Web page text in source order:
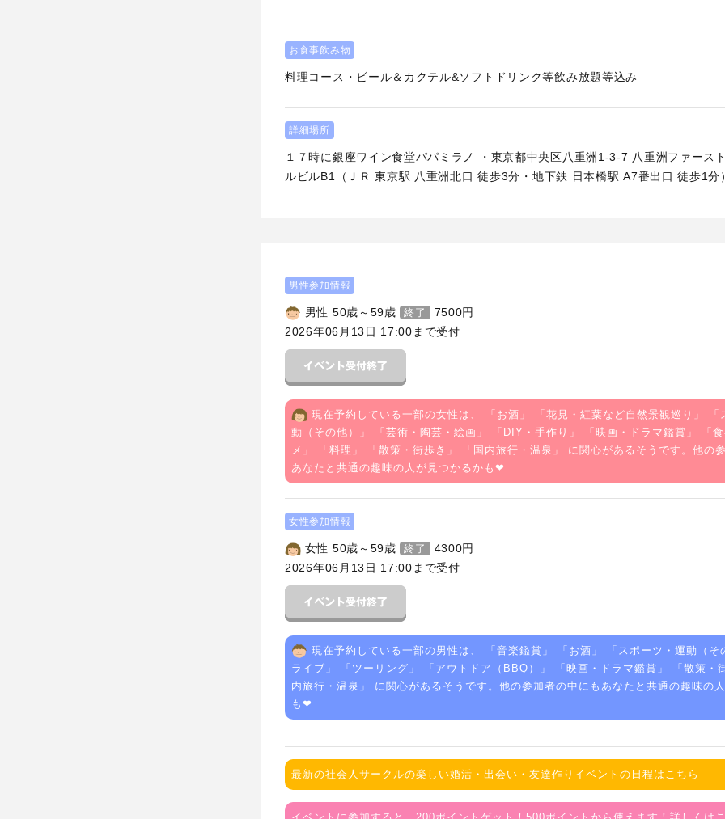
お食事飲み物
料理コース・ビール＆カクテル&ソフトドリンク等飲み放題等込み
詳細場所
１７時に銀座ワイン食堂パパミラノ ・東京都中央区八重洲1-3-7 八重洲ファース
ルビルB1（ＪＲ 東京駅 八重洲北口 徒歩3分・地下鉄 日本橋駅 A7番出口 徒歩1分
男性参加情報
男性 50歳～59歳 終了 7500円
2026年06月13日 17:00まで受付
現在予約している一部の女性は、 「 お酒 」 「 花見・紅葉など自然景観巡り 」 「
動（その他）
」 「 芸術・陶芸・絵画 」 「 DIY・手作り 」 「 映画・ドラマ鑑賞 」 「
メ 」 「 料理 」 「 散策・街歩き 」 「 国内旅行・温泉 」 に関心があるそうです。他の
あなたと共通の趣味の人が見つかるかも❤
女性参加情報
女性 50歳～59歳 終了 4300円
2026年06月13日 17:00まで受付
現在予約している一部の男性は、 「 音楽鑑賞 」 「 お酒 」 「 スポーツ・運動（そ
ライブ 」 「 ツーリング 」 「 アウトドア（BBQ） 」 「 映画・ドラマ鑑賞 」 「 散策・
内旅行・温泉 」 に関心があるそうです。他の参加者の中にもあなたと共通の趣味の
も❤
最新の社会人サークルの楽しい婚活・出会い・友達作りイベントの日程はこちら